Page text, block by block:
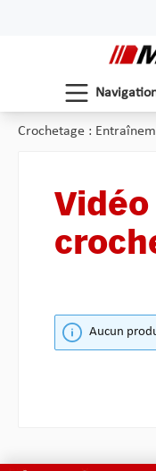
Crochetage :
Vidéo
Aucun